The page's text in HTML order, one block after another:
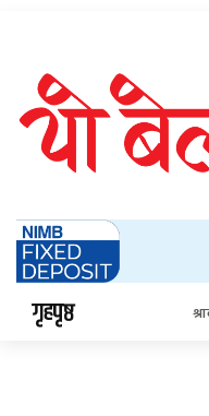
गृहपृष्ठ